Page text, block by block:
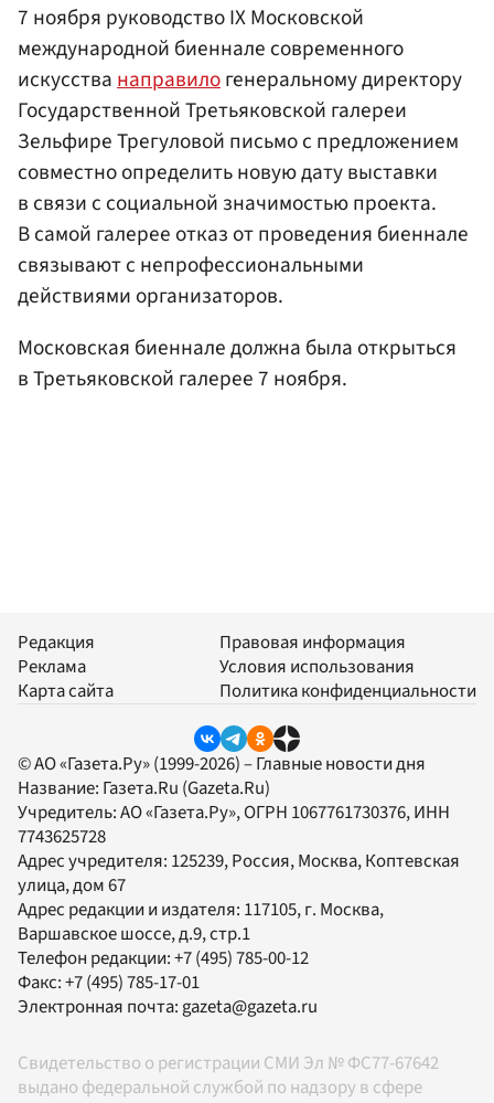
7 ноября руководство IX Московской
международной биеннале современного
искусстванаправилогенеральному директору
Государственной Третьяковской галереи
Зельфире Трегуловой письмо с предложением
совместно определить новую дату выставки
в связи с социальной значимостью проекта.
В самой галерее отказ от проведения биеннале
связывают с непрофессиональными
действиями организаторов.
Московская биеннале должна была открыться
в Третьяковской галерее 7 ноября.
Редакция
Реклама
Карта сайта
Правовая информация
Условия использования
Политика конфиденциальности
© АО «Газета.Ру» (1999-2026) – Главные новости дня
Название: Газета.Ru (Gazeta.Ru)
Учредитель:АО «Газета.Ру», ОГРН 1067761730376, ИНН
7743625728
Адрес учредителя: 125239, Россия, Москва, Коптевская
улица, дом 67
Адрес редакции и издателя: 117105, г. Москва,
Варшавское шоссе, д.9, стр.1
Телефон редакции:+7 (495) 785-00-12
Факс:+7 (495) 785-17-01
Электронная почта:gazeta@gazeta.ru
Свидетельство о регистрации СМИ Эл № ФС77-67642
выдано федеральной службой по надзору в сфере